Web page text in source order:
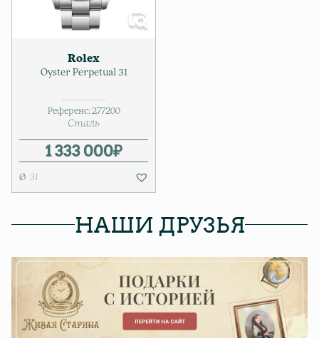
Rolex
Oyster Perpetual 31
Референс: 277200
Сталь
1 333 000₽
31
НАШИ ДРУЗЬЯ